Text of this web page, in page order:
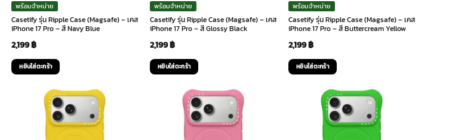
พร้อมจำหน่าย
Casetify รุ่น Ripple Case (Magsafe) – เคส
iPhone 17 Pro – สี Navy Blue
2,199฿
หยิบใส่ตะกร้า
พร้อมจำหน่าย
Casetify รุ่น Ripple Case (Magsafe) – เคส
iPhone 17 Pro – สี Glossy Black
2,199฿
หยิบใส่ตะกร้า
พร้อมจำหน่าย
Casetify รุ่น Ripple Case (Magsafe) – เคส
iPhone 17 Pro – สี Buttercream Yellow
2,199฿
หยิบใส่ตะกร้า